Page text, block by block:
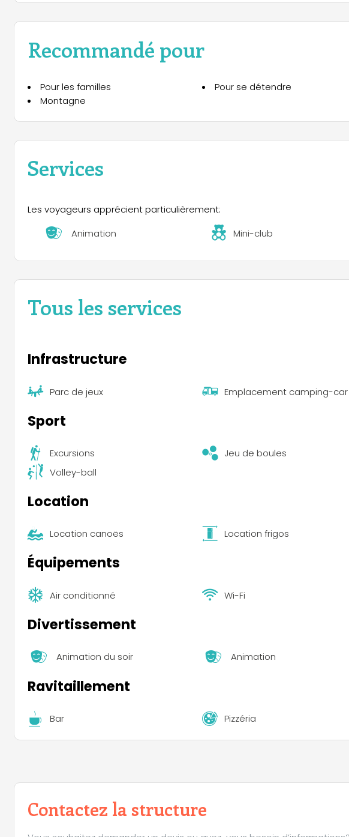
programme d’animation : tout est disponible dans l’espace d’accueil
Recommandé pour
Pour les familles Pour se détendre
Montagne
Services
Les voyageurs apprécient particulièrement:
Animation
Mini-club
Tous les services
Infrastructure
Parc de jeux Emplacement camping-car
Sport
Excursions Jeu de boules
Volley-ball
Location
Location canoës Location frigos
Équipements
Air conditionné Wi-Fi
Divertissement
Animation du soir Animation
Ravitaillement
Bar Pizzéria
Contactez la structure